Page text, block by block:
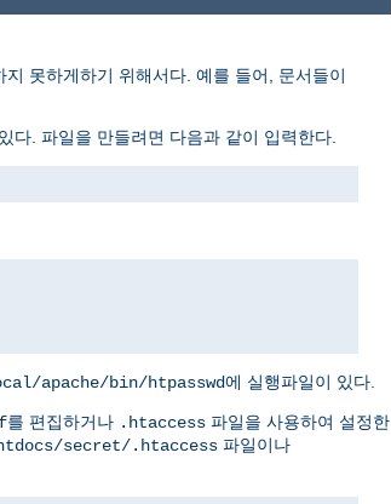
못하게하기 위해서다. 예를 들어, 문서들이
다. 파일을 만들려면 다음과 같이 입력한다.
apache/bin/htpasswd에 실행파일이 있다.
를 편집하거나 .htaccess 파일을 사용하여 설정한
secret/.htaccess 파일이나